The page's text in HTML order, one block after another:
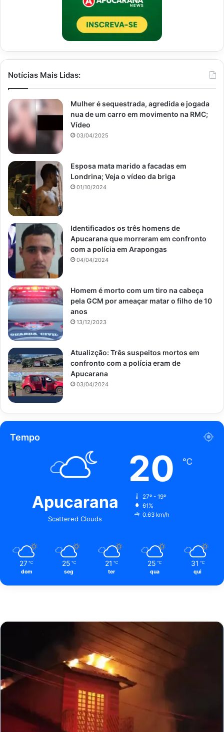
Notícias Mais Lidas:
Mulher é sequestrada, agredida e jogada
nua de um carro em movimento na RMC;
Vídeo
03/04/2025
Esposa mata marido a facadas em
Londrina; Veja o vídeo da briga
01/10/2024
Identificados os três homens de
Apucarana que morreram em confronto
com a polícia em Arapongas
04/04/2024
Homem é morto com um tiro na cabeça
pela GCM por ameaçar matar o filho de 10
anos
13/12/2023
Atualizção: Três suspeitos mortos em
confronto com a polícia eram de
Apucarana
03/04/2024
Tempo
Apucarana
Scattered Clouds
20 ℃
27º - 19º
61%
0.63 km/h
27 ℃
dom
25 ℃
seg
21 ℃
ter
25 ℃
qua
31 ℃
qui